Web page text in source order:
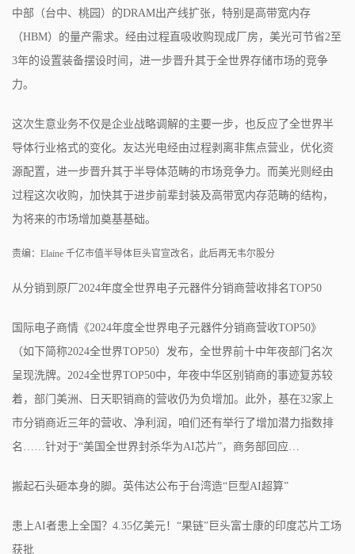
中部（台中、桃园）的DRAM出产线扩张，特别是高带宽内存
（HBM）的量产需求。经由过程直吸收购现成厂房，美光可节省2至
3年的设置装备摆设时间，进一步晋升其于全世界存储市场的竞争
力。
这次生意业务不仅是企业战略调解的主要一步，也反应了全世界半
导体行业格式的变化。友达光电经由过程剥离非焦点营业，优化资
源配置，进一步晋升其于半导体范畴的市场竞争力。而美光则经由
过程这次收购，加快其于进步前辈封装及高带宽内存范畴的结构，
为将来的市场增加奠基基础。
责编：Elaine 千亿市值半导体巨头官宣改名，此后再无韦尔股分
从分销到原厂2024年度全世界电子元器件分销商营收排名TOP50
国际电子商情《2024年度全世界电子元器件分销商营收TOP50》
（如下简称2024全世界TOP50）发布，全世界前十中年夜部门名次
呈现洗牌。2024全世界TOP50中，年夜中华区别销商的事迹复苏较
着，部门美洲、日天职销商的营收仍为负增加。此外，基在32家上
市分销商近三年的营收、净利润，咱们还有举行了增加潜力指数排
名……针对于“美国全世界封杀华为AI芯片”，商务部回应…
搬起石头砸本身的脚。英伟达公布于台湾造“巨型AI超算”
患上AI者患上全国？4.35亿美元！“果链”巨头富士康的印度芯片工场
获批